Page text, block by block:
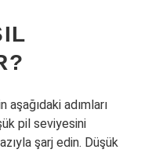
adımları
pil seviyesini
şarj edin. Düşük